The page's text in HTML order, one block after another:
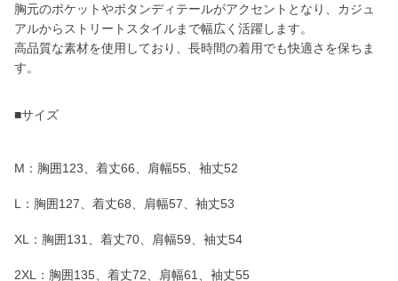
胸元のポケットやボタンディテールがアクセントとなり、カジュ
アルからストリートスタイルまで幅広く活躍します。
高品質な素材を使用しており、長時間の着用でも快適さを保ちま
す。
■サイズ
M：胸囲123、着丈66、肩幅55、袖丈52
L：胸囲127、着丈68、肩幅57、袖丈53
XL：胸囲131、着丈70、肩幅59、袖丈54
2XL：胸囲135、着丈72、肩幅61、袖丈55